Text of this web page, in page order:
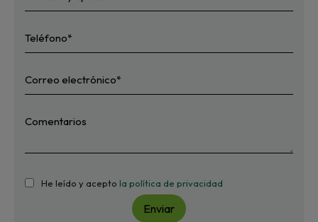
He leído y acepto la política de privacidad
Enviar